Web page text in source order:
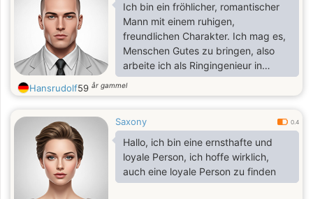
Ich bin ein fröhlicher, romantischer
Mann mit einem ruhigen,
freundlichen Charakter. Ich mag es,
Menschen Gutes zu bringen, also
arbeite ich als Ringingenieur in
meinem Bereich. Ich mag aktive
Ruhe, habe eine tolle Zeit irgendwo
Gesellschaft. Ich bin kein Junge - ich
bin ein reifer Mann. Ich will meine
Zeit nicht verschwenden - ich
entscheide mich, jetzt zu leben). Ich
meine es ernst damit, eine Frau für
Hansrudolf59 år gammel
Saxony 0.4
Hallo, ich bin eine ernsthafte und
loyale Person, ich hoffe wirklich,
auch eine loyale Person zu finden